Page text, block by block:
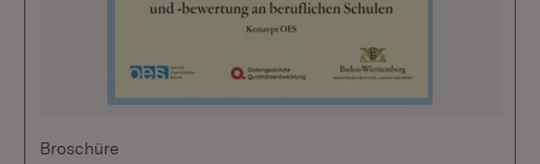
Broschüre